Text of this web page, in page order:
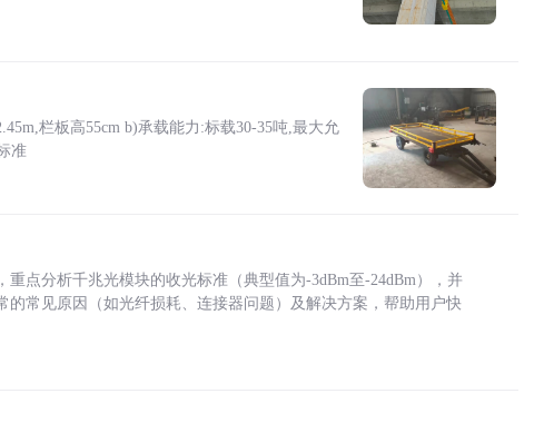
栏板高55cm b)承载能力:标载30-35吨,最大允
准
点分析千兆光模块的收光标准（典型值为-3dBm至-24dBm），并
常见原因（如光纤损耗、连接器问题）及解决方案，帮助用户快